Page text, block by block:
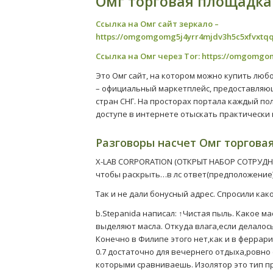
Ссылка на Омг сайт зеркало –
https://
Ссылка на Омг через Tor: https://
Это Омг сайт, на котором можно купить
– официальный маркетплейс,
стран СНГ. На просторах портала каждый
доступе в интернете отыскать
Разговоры насчет Омг
X-LAB CORPORATION (ОТКРЫТ НАБОР
чтобы раскрыть…в лс
Так и не дали бонусный адрес. Спросили
b.Stepanida написал: ↑Чистая пыль. Какое
выделяют масла. Откуда влага,если
Конечно в Филипе этого нет,как и в
0.7 достаточно для вечернего
которыми сравниваешь. Изолятор это тип